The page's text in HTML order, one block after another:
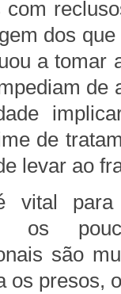
dos
a tomar
de
levar ao
vital para
os
são
os presos,